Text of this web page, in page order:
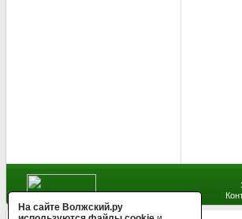
На сайте Волжский.ру